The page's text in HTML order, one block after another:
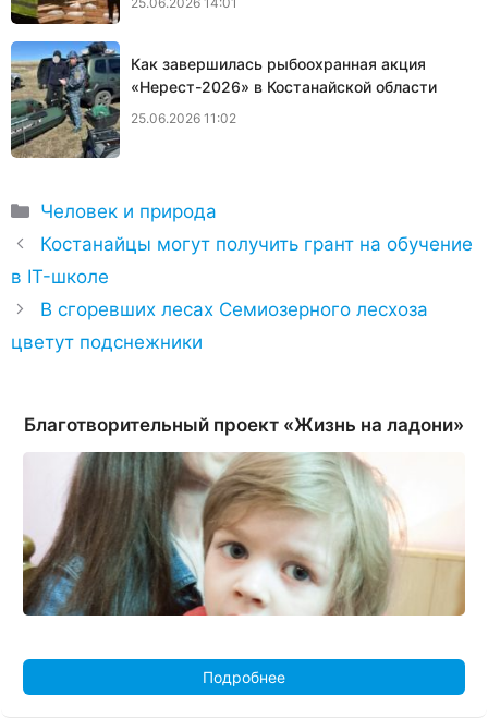
Как завершилась рыбоохранная акция
«Нерест-2026» в Костанайской области
25.06.2026 11:02
Рубрики
Человек и природа
Костанайцы могут получить грант на обучение
в IT-школе
В сгоревших лесах Семиозерного лесхоза
цветут подснежники
Благотворительный проект «Жизнь на ладони»
Подробнее